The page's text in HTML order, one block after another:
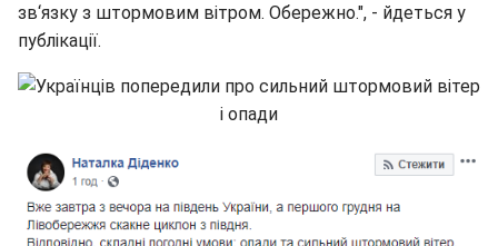
зв‘язку з штормовим вітром. Обережно.", - йдеться у
публікації.